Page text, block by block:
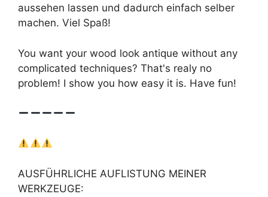
aussehen lassen und dadurch einfach selber
machen. Viel Spaß!
You want your wood look antique without any
complicated techniques? That's realy no
problem! I show you how easy it is. Have fun!
AUSFÜHRLICHE AUFLISTUNG MEINER
WERKZEUGE: